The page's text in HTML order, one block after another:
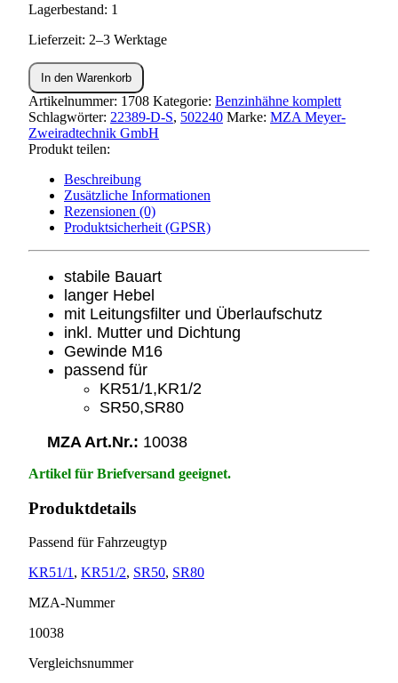
Lagerbestand: 1
Lieferzeit: 2–3 Werktage
Benzinhahn
SR50,KR51
Menge
In den Warenkorb
Artikelnummer: 1708 Kategorie: Benzinhähne komplett
Schlagwörter: 22389-D-S, 502240 Marke: MZA Meyer-
Zweiradtechnik GmbH
Produkt teilen:
Beschreibung
Zusätzliche Informationen
Rezensionen (0)
Produktsicherheit (GPSR)
stabile Bauart
langer Hebel
mit Leitungsfilter und Überlaufschutz
inkl. Mutter und Dichtung
Gewinde M16
passend für
KR51/1,KR1/2
SR50,SR80
MZA Art.Nr.: 10038
Artikel für Briefversand geeignet.
Produktdetails
Passend für Fahrzeugtyp
KR51/1 , KR51/2, SR50, SR80
MZA-Nummer
10038
Vergleichsnummer